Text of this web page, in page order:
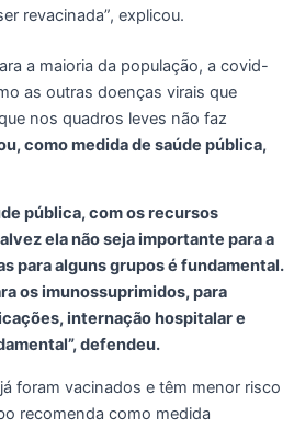
revacinada”, explicou.
a maioria da população, a covid-
as outras doenças virais que
nos quadros leves não faz
como medida de saúde pública,
pública, com os recursos
ela não seja importante para a
para alguns grupos é fundamental.
os imunossuprimidos, para
internação hospitalar e
defendeu.
foram vacinados e têm menor risco
recomenda como medida